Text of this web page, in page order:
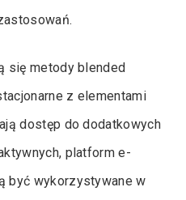
się metody blended
z elementami
dostęp do dodatkowych
platform e-
być wykorzystywane w